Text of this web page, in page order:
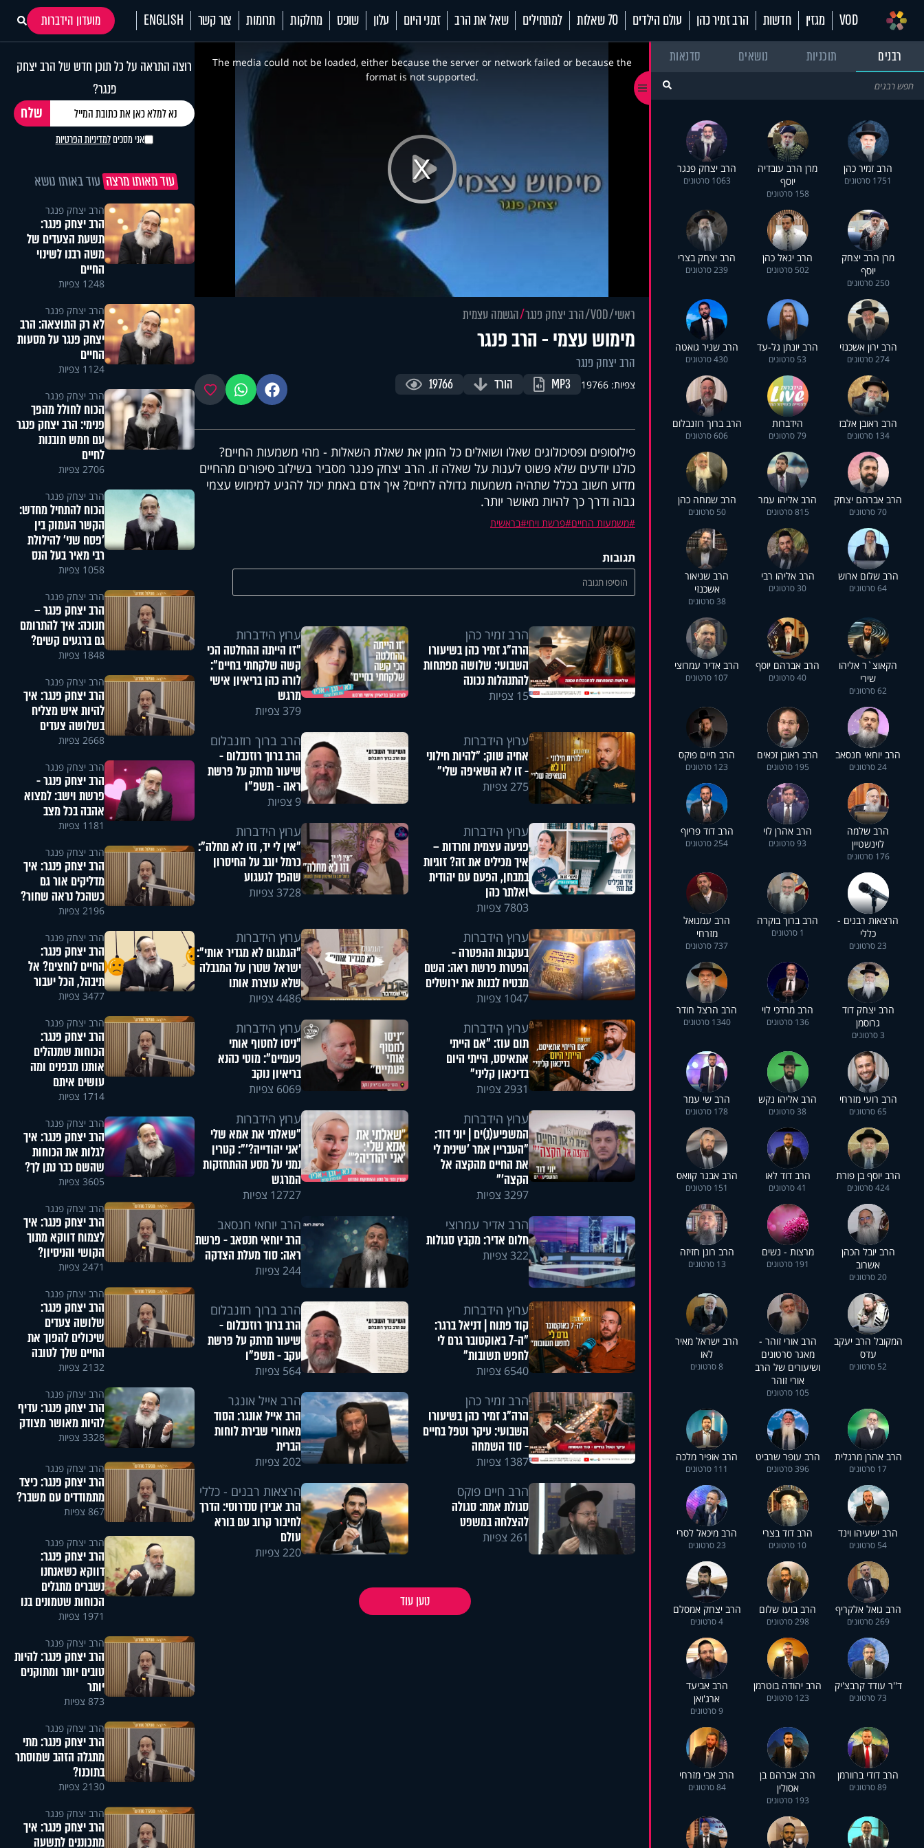
VOD מגזין חדשות הרב זמיר כהן עולם הילדים 70 שאלות למתחילים שאל את הרב זמני היום עלון שופס מחלקות תרומות צור קשר ENGLISH
מועדון הידברות
רבנים
תוכניות נושאים סדנאות
הרב זמיר כהן
1751 סרטונים
מרן הרב עובדיה
יוסף
158 סרטונים
הרב יצחק פנגר
1063 סרטונים
מרן הרב יצחק
יוסף
250 סרטונים
הרב יגאל כהן
502 סרטונים
הרב יצחק בצרי
239 סרטונים
הרב ירון אשכנזי
274 סרטונים
הרב יונתן גל-עד
53 סרטונים
הרב שניר גואטה
430 סרטונים
הרב ראובן אלבז
134 סרטונים
הידברות
79 סרטונים
הרב ברוך רוזנבלום
606 סרטונים
הרב אברהם יצחק
70 סרטונים
הרב אליהו עמר
815 סרטונים
הרב שמחה כהן
50 סרטונים
הרב שלום ארוש
64 סרטונים
הרב אליהו רבי
30 סרטונים
הרב שניאור
אשכנזי
38 סרטונים
הקאוצ`ר אליהו
שירי
62 סרטונים
הרב אברהם יוסף
40 סרטונים
הרב אדיר עמרוצי
107 סרטונים
הרב יוחאי חנסאב
24 סרטונים
הרב ראובן זכאים
195 סרטונים
הרב חיים פוקס
123 סרטונים
הרב שלמה
לוינשטיין
176 סרטונים
הרב אהרן לוי
93 סרטונים
הרב דוד פריוף
254 סרטונים
הרצאות רבנים -
כללי
23 סרטונים
הרב ברוך בוקרה
1 סרטונים
הרב עמנואל
מזרחי
737 סרטונים
הרב יצחק דוד
גרוסמן
3 סרטונים
הרב מרדכי לוי
136 סרטונים
הרב הרצל חודר
1340 סרטונים
הרב רועי מזרחי
65 סרטונים
הרב אליהו נקש
38 סרטונים
הרב שי עמר
178 סרטונים
הרב יוסף בן פורת
424 סרטונים
הרב דוד לאו
41 סרטונים
הרב אבנר קוואס
151 סרטונים
הרב יובל הכהן
אשרוב
20 סרטונים
מרצות - נשים
191 סרטונים
הרב רונן חזיזה
13 סרטונים
המקובל הרב יעקב
עדס
52 סרטונים
הרב אורי זוהר -
מאגר סרטונים
ושיעורים של הרב
אורי זוהר
105 סרטונים
הרב ישראל מאיר
לאו
8 סרטונים
הרב אהרן מרגלית
17 סרטונים
הרב עופר שרביט
396 סרטונים
הרב אופיר מלכה
111 סרטונים
הרב ישעיהו וינד
54 סרטונים
הרב דוד בצרי
10 סרטונים
הרב מיכאל לסרי
23 סרטונים
הרב גואל אלקריף
269 סרטונים
הרב בועז שלום
298 סרטונים
הרב יצחק אמסלם
4 סרטונים
ד''ר עודד קרבצ'יק
73 סרטונים
הרב יהודה בוטרמן
123 סרטונים
הרב אביעד
ארג'ואן
9 סרטונים
הרב דודי ברוורמן
89 סרטונים
הרב אברהם בן
אסולין
193 סרטונים
הרב אבי מזרחי
84 סרטונים
Play
Video
This
modalThe media could not be loaded, either because the server or network failed or because the
format is not supported.
ראשי VOD הרב יצחק פנגר הגשמה עצמית
מימוש עצמי - הרב פנגר
הרב יצחק פנגר
צפיות: 19766 MP3 הורד 19766 פייסבוקווטסאפ מועדפים
פילוסופים ופסיכולוגים שאלו ושואלים כל הזמן את שאלת השאלות - מהי משמעות החיים?
כולנו יודעים שלא פשוט לענות על שאלה זו. הרב יצחק פנגר מסביר בשילוב סיפורים מהחיים
מדוע חשוב בכלל שתהיה משמעות גדולה לחיים? איך אדם באמת יכול להגיע למימוש עצמי
גבוה ודרך כך להיות מאושר יותר.
משמעות החיים פרשת ויחי בראשית
תגובות
הוסיפו תגובה
הרב זמיר כהן
הרה"ג זמיר כהן בשיעורו
השבועי: שלושה מפתחות
להתנהלות נכונה
15 צפיות
ערוץ הידברות
"זו הייתה ההחלטה הכי
קשה שלקחתי בחיים":
לורה כהן בריאיון אישי
מרגש
379 צפיות
ערוץ הידברות
אחיה שוק: "להיות חילוני
- זו לא השאיפה שלי"
275 צפיות
הרב ברוך רוזנבלום
הרב ברוך רוזנבלום -
שיעור מרתק על פרשת
ראה - תשפ"ו
9 צפיות
ערוץ הידברות
פגיעה עצמית וחרדות –
איך מכילים את זה? זוגיות
במבחן, הפעם עם יהודית
ואלתר כהן
7803 צפיות
ערוץ הידברות
"אין לי יד, וזו לא מחלה":
כרמל יוגב על החיסרון
שהפך לגעגוע
3728 צפיות
ערוץ הידברות
בעקבות ההפטרה -
הפטרת פרשת ראה: השם
מבטיח לבנות את ירושלים
1047 צפיות
ערוץ הידברות
"הגמגום לא מגדיר אותי":
ישראל שטרן על המגבלה
שלא עוצרת אותו
4486 צפיות
ערוץ הידברות
תום עוז: "אם הייתי
אתאיסט, הייתי היום
בדיכאון קליני"
2931 צפיות
ערוץ הידברות
"ניסו לחטוף אותי
פעמיים": מוטי כהנא
בריאיון נוקב
6069 צפיות
ערוץ הידברות
המשפיע(נ)ים | יוני דוד:
"העבריין אמר 'שינית לי
את החיים מהקצה אל
הקצה'"
3297 צפיות
ערוץ הידברות
"שאלתי את אמא שלי
'אני יהודייה?'": קטרין
נמני על מסע ההתחזקות
המרגש
12727 צפיות
הרב אדיר עמרוצי
חלום אדיר: מקבץ סגולות
322 צפיות
הרב יוחאי חנסאב
הרב יוחאי חנסאב - פרשת
ראה: סוד מעלת הצדקה
244 צפיות
ערוץ הידברות
קוד פתוח | דניאל ברגר:
"ה-7 באוקטובר גרם לי
לחפש תשובות"
6540 צפיות
הרב ברוך רוזנבלום
הרב ברוך רוזנבלום -
שיעור מרתק על פרשת
עקב - תשפ"ו
564 צפיות
הרב זמיר כהן
הרה"ג זמיר כהן בשיעורו
השבועי: עיקר וטפל בחיים
- סוד השמחה
1387 צפיות
הרב אייל אונגר
הרב אייל אונגר: הסוד
מאחורי שבירת לוחות
הברית
202 צפיות
הרב חיים פוקס
סגולת אמת: סגולה
להצלחה במשפט
261 צפיות
הרצאות רבנים - כללי
הרב אבידן סנדרוסי: הדרך
לחיבור קרוב עם בורא
עולם
220 צפיות
טען עוד
רוצה התראה על כל תוכן חדש של הרב יצחק
פנגר?
אני מסכיםלמדיניות הפרטיות
עוד מאותו מרצה עוד באותו נושא
הרב יצחק פנגר
הרב יצחק פנגר:
תשעת הצעדים של
משה רבנו לשינוי
החיים
1248 צפיות
הרב יצחק פנגר
לא רק התוצאה: הרב
יצחק פנגר על מסעות
החיים
1124 צפיות
הרב יצחק פנגר
הכוח לחולל מהפך
פנימי: הרב יצחק פנגר
עם חמש תובנות
לחיים
2706 צפיות
הרב יצחק פנגר
הכוח להתחיל מחדש:
הקשר העמוק בין
'פסח שני' להילולת
רבי מאיר בעל הנס
1058 צפיות
הרב יצחק פנגר
הרב יצחק פנגר –
חנוכה: איך להתרומם
גם ברגעים קשים?
1848 צפיות
הרב יצחק פנגר
הרב יצחק פנגר: איך
להיות איש מצליח
בשלושה צעדים
2668 צפיות
הרב יצחק פנגר
הרב יצחק פנגר -
פרשת וישב: למצוא
אהבה בכל מצב
1181 צפיות
הרב יצחק פנגר
הרב יצחק פנגר: איך
מדליקים אור גם
כשהכל נראה שחור?
2196 צפיות
הרב יצחק פנגר
הרב יצחק פנגר:
החיים לוחצים? אל
תיבהל, הכל יעבור
3477 צפיות
הרב יצחק פנגר
הרב יצחק פנגר:
הכוחות שמנהלים
אותנו מבפנים ומה
עושים איתם
1714 צפיות
הרב יצחק פנגר
הרב יצחק פנגר: איך
לגלות את הכוחות
שהשם כבר נתן לך?
3605 צפיות
הרב יצחק פנגר
הרב יצחק פנגר: איך
לצמוח דווקא מתוך
הקושי והניסיון?
2471 צפיות
הרב יצחק פנגר
הרב יצחק פנגר:
שלושה צעדים
שיכולים להפוך את
החיים שלך לטובה
2132 צפיות
הרב יצחק פנגר
הרב יצחק פנגר: עדיף
להיות מאושר מצודק
3328 צפיות
הרב יצחק פנגר
הרב יצחק פנגר: כיצד
מתמודדים עם משבר?
867 צפיות
הרב יצחק פנגר
הרב יצחק פנגר:
דווקא כשאנחנו
נשברים מתגלים
הכוחות שטמונים בנו
1971 צפיות
הרב יצחק פנגר
הרב יצחק פנגר: להיות
טובים יותר ומתוקנים
יותר
873 צפיות
הרב יצחק פנגר
הרב יצחק פנגר: מתי
מתגלה הזהב שמוסתר
בתוכנו?
2130 צפיות
הרב יצחק פנגר
הרב יצחק פנגר: איך
מתכוננים לתשעה